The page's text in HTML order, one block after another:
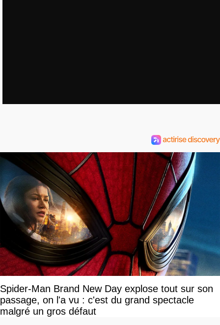
Spider-Man Brand New Day explose tout sur son
passage, on l'a vu : c'est du grand spectacle
malgré un gros défaut